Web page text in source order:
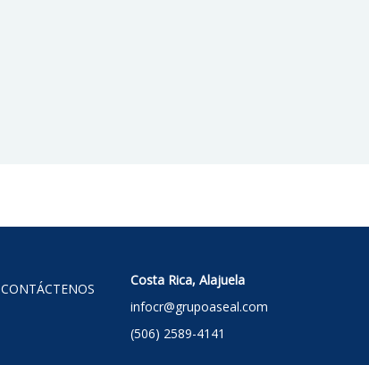
CONTÁCTENOS
Costa Rica, Alajuela
infocr@grupoaseal.com
(506) 2589-4141